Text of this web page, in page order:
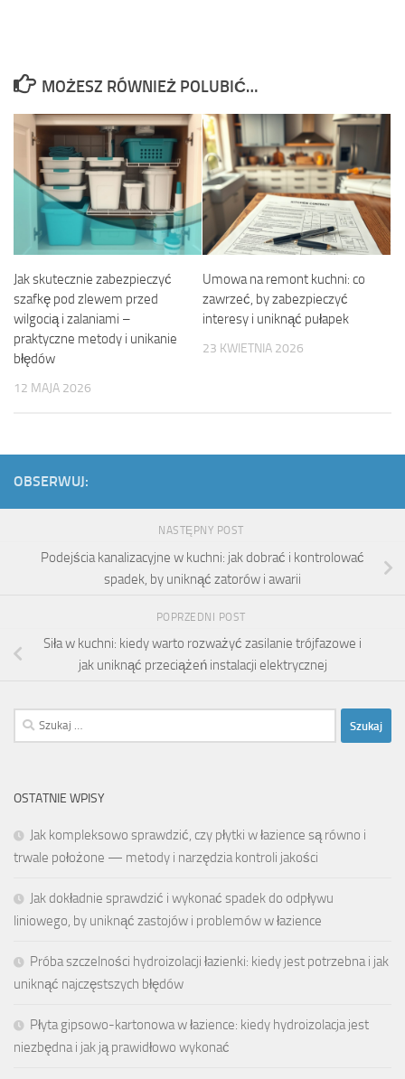
MOŻESZ RÓWNIEŻ POLUBIĆ…
Jak skutecznie zabezpieczyć
szafkę pod zlewem przed
wilgocią i zalaniami –
praktyczne metody i unikanie
błędów
12 MAJA 2026
Umowa na remont kuchni: co
zawrzeć, by zabezpieczyć
interesy i uniknąć pułapek
23 KWIETNIA 2026
OBSERWUJ:
NASTĘPNY POST
Podejścia kanalizacyjne w kuchni: jak dobrać i kontrolować
spadek, by uniknąć zatorów i awarii
POPRZEDNI POST
Siła w kuchni: kiedy warto rozważyć zasilanie trójfazowe i
jak uniknąć przeciążeń instalacji elektrycznej
Szukaj:
OSTATNIE WPISY
Jak kompleksowo sprawdzić, czy płytki w łazience są równo i
trwale położone — metody i narzędzia kontroli jakości
Jak dokładnie sprawdzić i wykonać spadek do odpływu
liniowego, by uniknąć zastojów i problemów w łazience
Próba szczelności hydroizolacji łazienki: kiedy jest potrzebna i jak
uniknąć najczęstszych błędów
Płyta gipsowo-kartonowa w łazience: kiedy hydroizolacja jest
niezbędna i jak ją prawidłowo wykonać